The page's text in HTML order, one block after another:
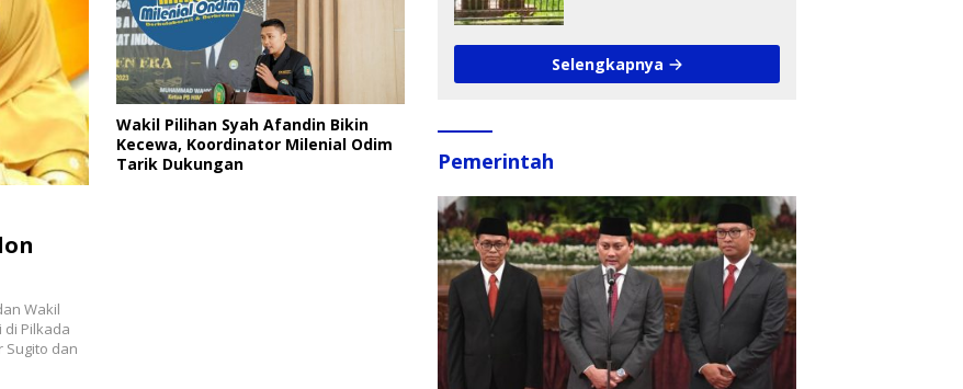
Wakil
di Pilkada
Sugito dan
Wakil Pilihan Syah Afandin Bikin
Kecewa, Koordinator Milenial Odim
Tarik Dukungan
Data Anak
Selengkapnya
Pemerintah